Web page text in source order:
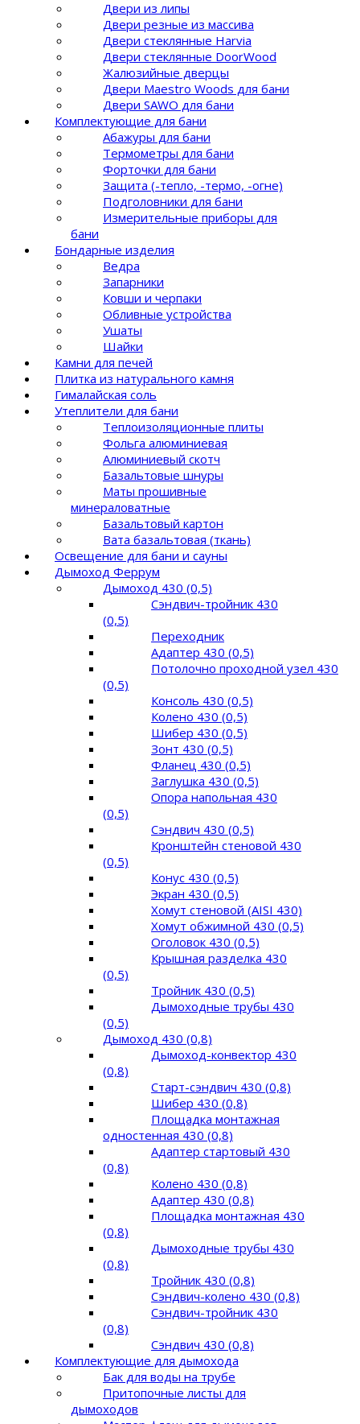
Двери из липы
Двери резные из массива
Двери стеклянные Harvia
Двери стеклянные DoorWood
Жалюзийные дверцы
Двери Maestro Woods для бани
Двери SAWO для бани
Комплектующие для бани
Абажуры для бани
Термометры для бани
Форточки для бани
Защита (-тепло, -термо, -огне)
Подголовники для бани
Измерительные приборы для
бани
Бондарные изделия
Ведра
Запарники
Ковши и черпаки
Обливные устройства
Ушаты
Шайки
Камни для печей
Плитка из натурального камня
Гималайская соль
Утеплители для бани
Теплоизоляционные плиты
Фольга алюминиевая
Алюминиевый скотч
Базальтовые шнуры
Маты прошивные
минераловатные
Базальтовый картон
Вата базальтовая (ткань)
Освещение для бани и сауны
Дымоход Феррум
Дымоход 430 (0,5)
Сэндвич-тройник 430
(0,5)
Переходник
Адаптер 430 (0,5)
Потолочно проходной узел 430
(0,5)
Консоль 430 (0,5)
Колено 430 (0,5)
Шибер 430 (0,5)
Зонт 430 (0,5)
Фланец 430 (0,5)
Заглушка 430 (0,5)
Опора напольная 430
(0,5)
Сэндвич 430 (0,5)
Кронштейн стеновой 430
(0,5)
Конус 430 (0,5)
Экран 430 (0,5)
Хомут стеновой (AISI 430)
Хомут обжимной 430 (0,5)
Оголовок 430 (0,5)
Крышная разделка 430
(0,5)
Тройник 430 (0,5)
Дымоходные трубы 430
(0,5)
Дымоход 430 (0,8)
Дымоход-конвектор 430
(0,8)
Старт-сэндвич 430 (0,8)
Шибер 430 (0,8)
Площадка монтажная
одностенная 430 (0,8)
Адаптер стартовый 430
(0,8)
Колено 430 (0,8)
Адаптер 430 (0,8)
Площадка монтажная 430
(0,8)
Дымоходные трубы 430
(0,8)
Тройник 430 (0,8)
Сэндвич-колено 430 (0,8)
Сэндвич-тройник 430
(0,8)
Сэндвич 430 (0,8)
Комплектующие для дымохода
Бак для воды на трубе
Притопочные листы для
дымоходов